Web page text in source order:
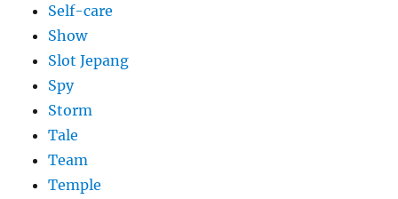
Self-care
Show
Slot Jepang
Spy
Storm
Tale
Team
Temple